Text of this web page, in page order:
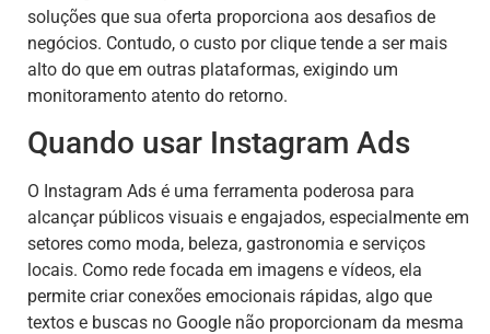
soluções que sua oferta proporciona aos desafios de
negócios. Contudo, o custo por clique tende a ser mais
alto do que em outras plataformas, exigindo um
monitoramento atento do retorno.
Quando usar Instagram Ads
O Instagram Ads é uma ferramenta poderosa para
alcançar públicos visuais e engajados, especialmente em
setores como moda, beleza, gastronomia e serviços
locais. Como rede focada em imagens e vídeos, ela
permite criar conexões emocionais rápidas, algo que
textos e buscas no Google não proporcionam da mesma